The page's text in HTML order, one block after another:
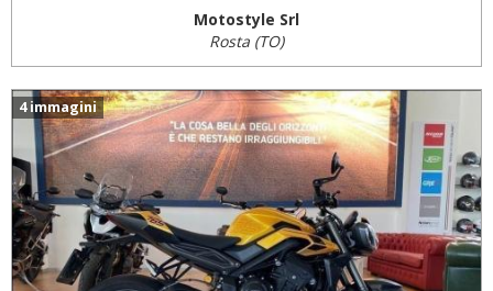
Motostyle Srl
Rosta (TO)
4 immagini